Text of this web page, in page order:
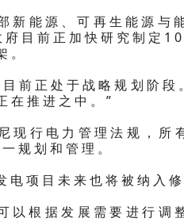
新能源、可再生能源
目前正加快研究制定
。
前正处于战略规划阶
在推进之中。”
现行电力管理法规，
规划和管理。
电项目未来也将被纳入
以根据发展需要进行调